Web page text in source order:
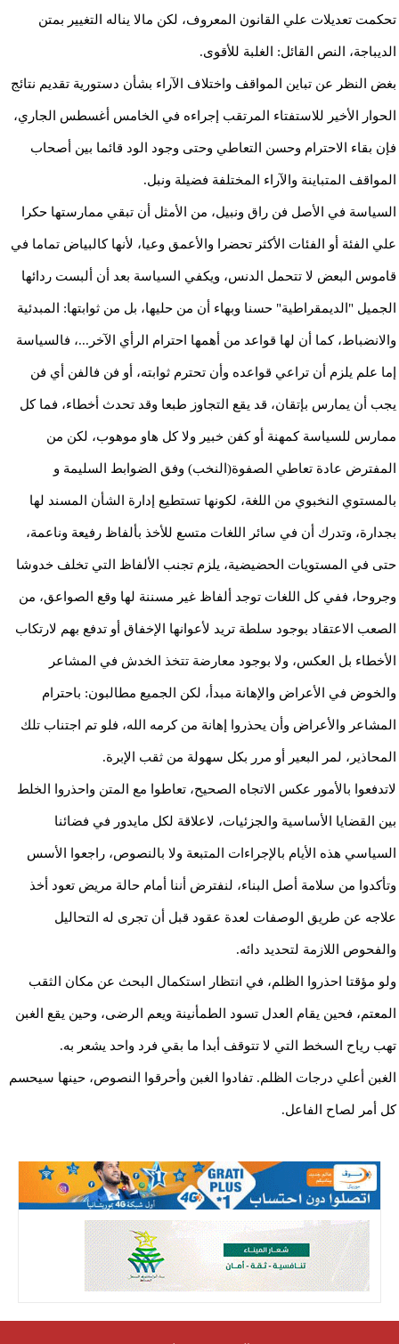
تحكمت تعديلات علي القانون المعروف، لكن مالا يناله التغيير بمتن
الديباجة، النص القائل: الغلبة للأقوى.
بغض النظر عن تباين المواقف واختلاف الآراء بشأن دستورية تقديم نتائج
الحوار الأخير للاستفتاء المرتقب إجراءه في الخامس أغسطس الجاري،
فإن بقاء الاحترام وحسن التعاطي وحتى وجود الود قائما بين أصحاب
المواقف المتباينة والآراء المختلفة فضيلة ونبل.
السياسة في الأصل فن راق ونبيل، من الأمثل أن تبقي ممارستها حكرا
علي الفئة أو الفئات الأكثر تحضرا والأعمق وعيا، لأنها كالبياض تماما في
قاموس البعض لا تتحمل الدنس، ويكفي السياسة بعد أن ألبست ردائها
الجميل "الديمقراطية" حسنا وبهاء أن من حليها، بل من ثوابتها: المبدئية
والانضباط، كما أن لها قواعد من أهمها احترام الرأي الآخر...، فالسياسة
إما علم يلزم أن تراعي قواعده وأن تحترم ثوابته، أو فن فالفن أي فن
يجب أن يمارس بإتقان، قد يقع التجاوز طبعا وقد تحدث أخطاء، فما كل
ممارس للسياسة كمهنة أو كفن خبير ولا كل هاو موهوب، لكن من
المفترض عادة تعاطي الصفوة(النخب) وفق الضوابط السليمة و
بالمستوي النخبوي من اللغة، لكونها تستطيع إدارة الشأن المسند لها
بجدارة، وتدرك أن في سائر اللغات متسع للأخذ بألفاظ رفيعة وناعمة،
حتى في المستويات الحضيضية، يلزم تجنب الألفاظ التي تخلف خدوشا
وجروحا، ففي كل اللغات توجد ألفاظ غير مسننة لها وقع الصواعق، من
الصعب الاعتقاد بوجود سلطة تريد لأعوانها الإخفاق أو تدفع بهم لارتكاب
الأخطاء بل العكس، ولا بوجود معارضة تتخذ الخدش في المشاعر
والخوض في الأعراض والإهانة مبدأ، لكن الجميع مطالبون: باحترام
المشاعر والأعراض وأن يحذروا إهانة من كرمه الله، فلو تم اجتناب تلك
المحاذير، لمر البعير أو مرر بكل سهولة من ثقب الإبرة.
لاتدفعوا بالأمور عكس الاتجاه الصحيح، تعاطوا مع المتن واحذروا الخلط
بين القضايا الأساسية والجزئيات، لاعلاقة لكل مايدور في فضائنا
السياسي هذه الأيام بالإجراءات المتبعة ولا بالنصوص، راجعوا الأسس
وتأكدوا من سلامة أصل البناء، لنفترض أننا أمام حالة مريض تعود أخذ
علاجه عن طريق الوصفات لعدة عقود قبل أن تجرى له التحاليل
والفحوص اللازمة لتحديد دائه.
ولو مؤقتا احذروا الظلم، في انتظار استكمال البحث عن مكان الثقب
المعتم، فحين يقام العدل تسود الطمأنينة ويعم الرضى، وحين يقع الغبن
تهب رياح السخط التي لا تتوقف أبدا ما بقي فرد واحد يشعر به.
الغبن أعلي درجات الظلم. تفادوا الغبن وأحرقوا النصوص، حينها سيحسم
كل أمر لصاح الفاعل.